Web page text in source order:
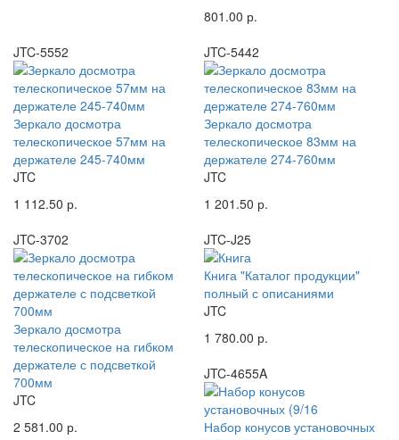
801.00 р.
JTC-5552
Зеркало досмотра
телескопическое 57мм на
держателе 245-740мм
JTC
1 112.50 р.
JTC-5442
Зеркало досмотра
телескопическое 83мм на
держателе 274-760мм
JTC
1 201.50 р.
JTC-3702
Зеркало досмотра
телескопическое на гибком
держателе с подсветкой
700мм
JTC
2 581.00 р.
JTC-J25
Книга "Каталог продукции"
полный с описаниями
JTC
1 780.00 р.
JTC-4655A
Набор конусов установочных